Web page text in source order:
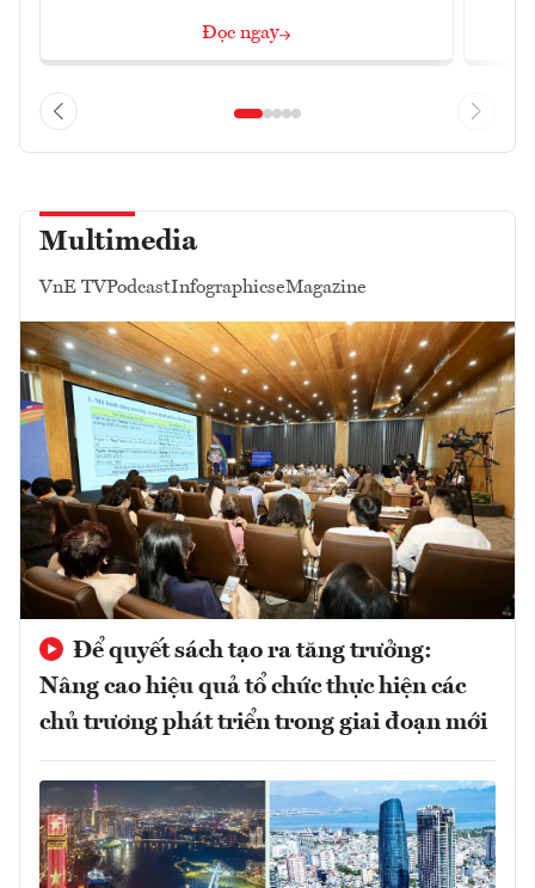
Đọc ngay
Multimedia
VnE TVPodcastInfographicseMagazine
Để quyết sách tạo ra tăng trưởng:
Nâng cao hiệu quả tổ chức thực hiện các
chủ trương phát triển trong giai đoạn mới